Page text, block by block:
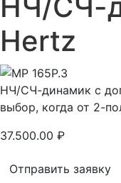
Hertz
НЧ/СЧ-динамик с
выбор, когда от 2-
37.500.00 ₽
Отправить заявку